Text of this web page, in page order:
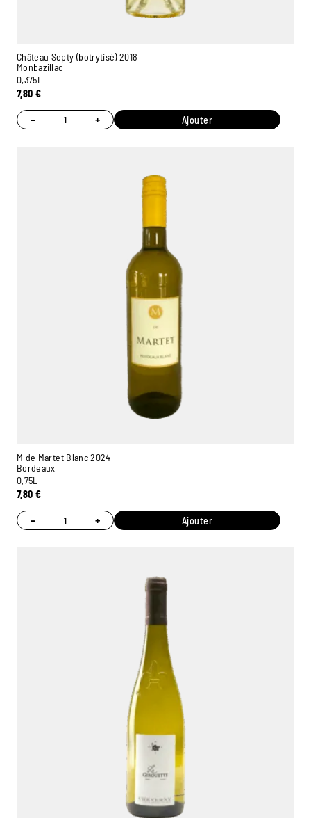
Château Septy (botrytisé) 2018
Monbazillac
0,375L
7,80 €
− + Ajouter
M de Martet Blanc 2024
Bordeaux
0,75L
7,80 €
− + Ajouter